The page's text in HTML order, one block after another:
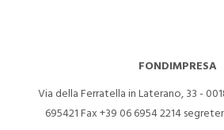
FONDIMPRESA
Via della Ferratella in Laterano, 33 -
695421Fax +39 06 6954 2214